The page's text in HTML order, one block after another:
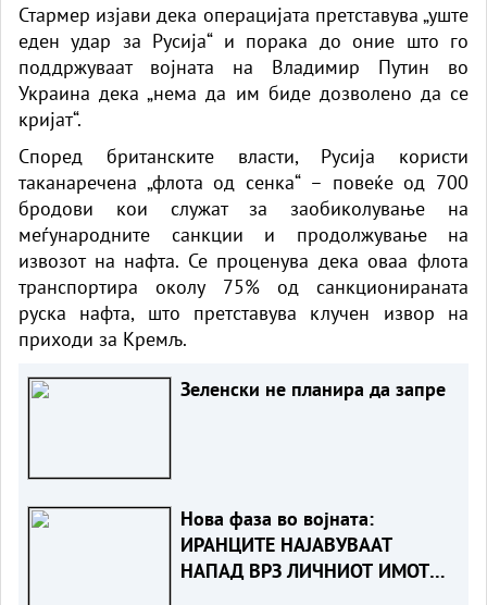
Стармер изјави дека операцијата претставува „уште
еден удар за Русија“ и порака до оние што го
поддржуваат војната на Владимир Путин во
Украина дека „нема да им биде дозволено да се
кријат“.
Според британските власти, Русија користи
таканаречена „флота од сенка“ – повеќе од 700
бродови кои служат за заобиколување на
меѓународните санкции и продолжување на
извозот на нафта. Се проценува дека оваа флота
транспортира околу 75% од санкционираната
руска нафта, што претставува клучен извор на
приходи за Кремљ.
Зеленски не планира да запре
Нова фаза во војната:
ИРАНЦИТЕ НАЈАВУВААТ
НАПАД ВРЗ ЛИЧНИОТ ИМОТ